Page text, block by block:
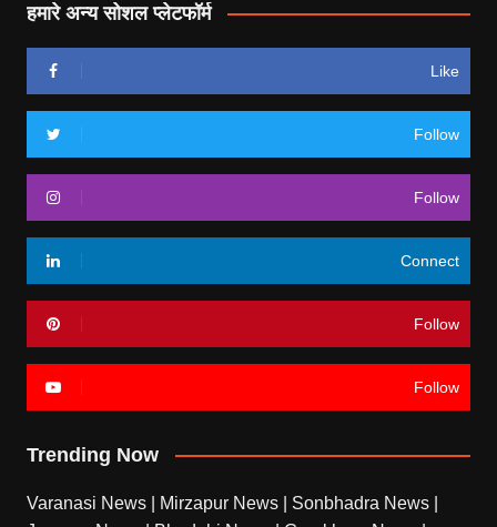
हमारे अन्य सोशल प्लेटफॉर्म
Like
Follow
Follow
Connect
Follow
Follow
Trending Now
Varanasi News Mirzapur News Sonbhadra News